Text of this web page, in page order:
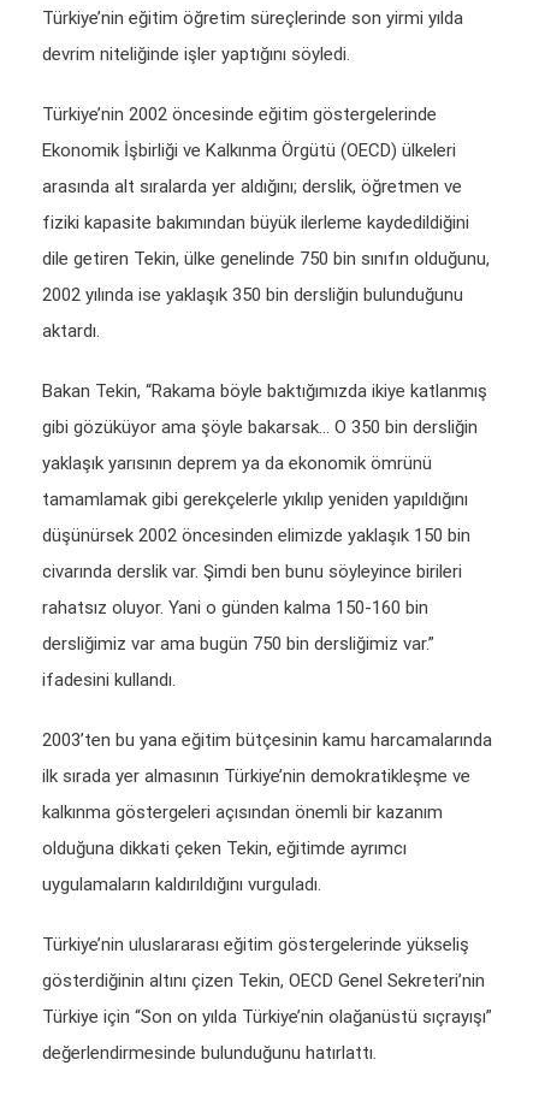
Türkiye’nin eğitim öğretim süreçlerinde son yirmi yılda
devrim niteliğinde işler yaptığını söyledi.
Türkiye’nin 2002 öncesinde eğitim göstergelerinde
Ekonomik İşbirliği ve Kalkınma Örgütü (OECD) ülkeleri
arasında alt sıralarda yer aldığını; derslik, öğretmen ve
fiziki kapasite bakımından büyük ilerleme kaydedildiğini
dile getiren Tekin, ülke genelinde 750 bin sınıfın olduğunu,
2002 yılında ise yaklaşık 350 bin dersliğin bulunduğunu
aktardı.
Bakan Tekin, “Rakama böyle baktığımızda ikiye katlanmış
gibi gözüküyor ama şöyle bakarsak… O 350 bin dersliğin
yaklaşık yarısının deprem ya da ekonomik ömrünü
tamamlamak gibi gerekçelerle yıkılıp yeniden yapıldığını
düşünürsek 2002 öncesinden elimizde yaklaşık 150 bin
civarında derslik var. Şimdi ben bunu söyleyince birileri
rahatsız oluyor. Yani o günden kalma 150-160 bin
dersliğimiz var ama bugün 750 bin dersliğimiz var.”
ifadesini kullandı.
2003’ten bu yana eğitim bütçesinin kamu harcamalarında
ilk sırada yer almasının Türkiye’nin demokratikleşme ve
kalkınma göstergeleri açısından önemli bir kazanım
olduğuna dikkati çeken Tekin, eğitimde ayrımcı
uygulamaların kaldırıldığını vurguladı.
Türkiye’nin uluslararası eğitim göstergelerinde yükseliş
gösterdiğinin altını çizen Tekin, OECD Genel Sekreteri’nin
Türkiye için “Son on yılda Türkiye’nin olağanüstü sıçrayışı”
değerlendirmesinde bulunduğunu hatırlattı.